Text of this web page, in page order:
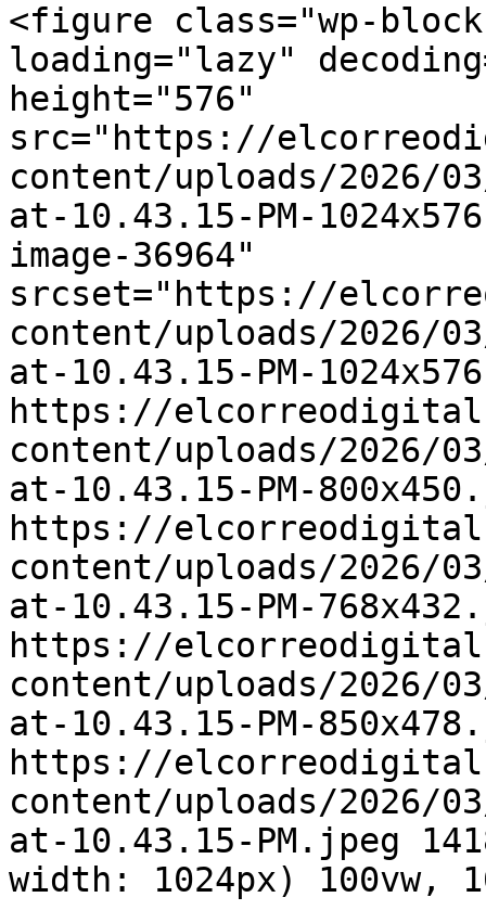
<figure class="wp-
loading="lazy"
height="576"
src="https://
content/uploads/2026/
at-10.43.15-PM-
image-36964"
srcset="https://
content/uploads/2026/
at-10.43.15-PM-
https://
content/uploads/2026/
at-10.43.15-PM-
https://
content/uploads/2026/
at-10.43.15-PM-
https://
content/uploads/2026/
at-10.43.15-PM-
https://
content/uploads/2026/
at-10.43.15-PM.jpeg
width: 1024px) 100vw,